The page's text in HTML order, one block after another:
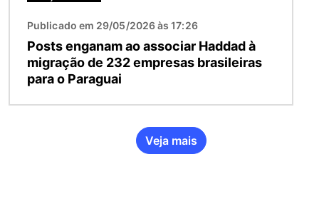
Publicado em 29/05/2026 às 17:26
Posts enganam ao associar Haddad à
migração de 232 empresas brasileiras
para o Paraguai
Veja mais